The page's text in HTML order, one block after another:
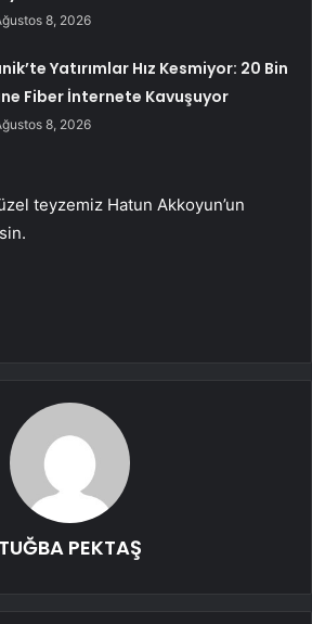
8, 2026
Yatırımlar Hız Kesmiyor: 20 Bin
Fiber İnternete Kavuşuyor
8, 2026
teyzemiz Hatun Akkoyun’un
TUĞBA PEKTAŞ